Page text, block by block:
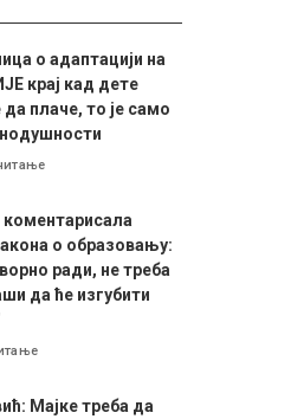
о адаптацији на
крај кад дете
да плаче, то је само
о образовању:
ради, не треба
да ће изгубити
Мајке треба да